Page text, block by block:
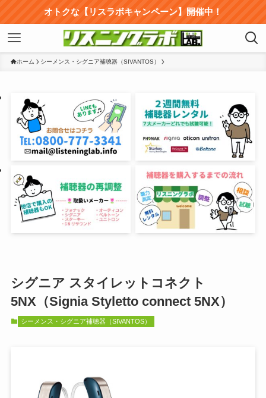
オトクな【リスラボキャンペーン】開催中！
ホーム シーメンス・シグニア補聴器（SIVANTOS）
シグニア スタイレットコネクト
5NX（Signia Styletto connect 5NX）
シーメンス・シグニア補聴器（SIVANTOS）